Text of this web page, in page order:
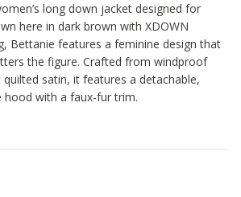
long down jacket designed for
here in dark brown with XDOWN
Bettanie features a feminine design that
the figure. Crafted from windproof
satin, it features a detachable,
hood with a faux-fur trim.